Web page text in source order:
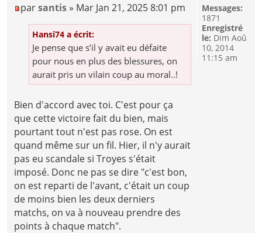
parsantis » Mar Jan 21, 2025 8:01 pm
Hansi74 a écrit:
Je pense que s’il y avait eu défaite
pour nous en plus des blessures, on
aurait pris un vilain coup au moral..!
Bien d'accord avec toi. C'est pour ça
que cette victoire fait du bien, mais
pourtant tout n'est pas rose. On est
quand même sur un fil. Hier, il n'y aurait
pas eu scandale si Troyes s'était
imposé. Donc ne pas se dire "c'est bon,
on est reparti de l'avant, c'était un coup
de moins bien les deux derniers
matchs, on va à nouveau prendre des
points à chaque match".
Messages:
1871
Enregistré
le: Dim Aoû
10, 2014
11:15 am